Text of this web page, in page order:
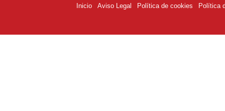
Inicio Aviso Legal Política de cookies Política